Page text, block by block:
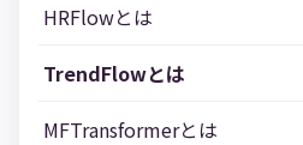
HRFlowとは
TrendFlowとは
MFTransformerとは